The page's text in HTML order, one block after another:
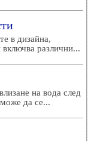
в дизайна,
различни...
на вода след
да се...